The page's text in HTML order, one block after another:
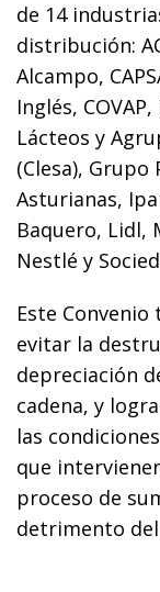
de 14
distribución:
Alcampo,
Inglés,
Lácteos y
(Clesa), Grupo
Asturianas,
Baquero, Lidl,
Nestlé y
Este
evitar la
depreciación
cadena, y
las
que
proceso de
detrimento